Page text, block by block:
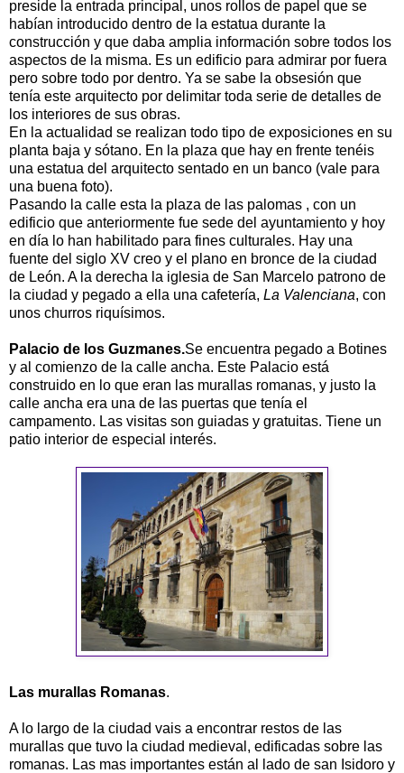
preside la entrada principal, unos rollos de papel que se
habían introducido dentro de la estatua durante la
construcción y que daba amplia información sobre todos los
aspectos de la misma. Es un edificio para admirar por fuera
pero sobre todo por dentro. Ya se sabe la obsesión que
tenía este arquitecto por delimitar toda serie de detalles de
los interiores de sus obras.
En la actualidad se realizan todo tipo de exposiciones en su
planta baja y sótano. En la plaza que hay en frente tenéis
una estatua del arquitecto sentado en un banco (vale para
una buena foto).
Pasando la calle esta la plaza de las palomas , con un
edificio que anteriormente fue sede del ayuntamiento y hoy
en día lo han habilitado para fines culturales. Hay una
fuente del siglo XV creo y el plano en bronce de la ciudad
de León. A la derecha la iglesia de San Marcelo patrono de
la ciudad y pegado a ella una cafetería, La Valenciana, con
unos churros riquísimos.
Palacio de los Guzmanes.Se encuentra pegado a Botines
y al comienzo de la calle ancha. Este Palacio está
construido en lo que eran las murallas romanas, y justo la
calle ancha era una de las puertas que tenía el
campamento. Las visitas son guiadas y gratuitas. Tiene un
patio interior de especial interés.
Las murallas Romanas.
A lo largo de la ciudad vais a encontrar restos de las
murallas que tuvo la ciudad medieval, edificadas sobre las
romanas. Las mas importantes están al lado de san Isidoro y